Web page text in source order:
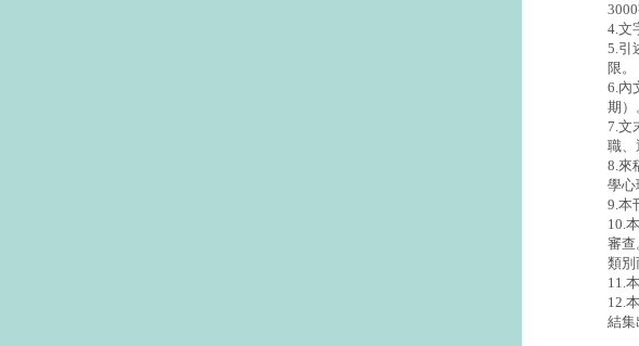
4.文
5.引
限。
6.內
期）
7.文
職、
8.來
學心
9.本
10.
審查
類別
11.
12.
結集